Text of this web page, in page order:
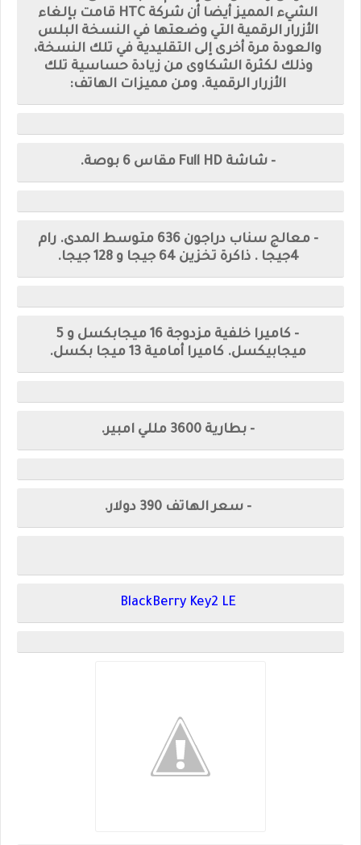
الشيء المميز أيضا أن شركة HTC قامت بإلغاء
الأزرار الرقمية التي وضعتها في النسخة البلس
والعودة مرة أخرى إلى التقليدية في تلك النسخة،
وذلك لكثرة الشكاوى من زيادة حساسية تلك
الأزرار الرقمية. ومن مميزات الهاتف:
- شاشة Full HD مقاس 6 بوصة.
- معالج سناب دراجون 636 متوسط المدى. رام
4جيجا . ذاكرة تخزين 64 جيجا و 128 جيجا.
- كاميرا خلفية مزدوجة 16 ميجابكسل و 5
ميجابيكسل. كاميرا أمامية 13 ميجا بكسل.
- بطارية 3600 مللي امبير.
- سعر الهاتف 390 دولار.
BlackBerry Key2 LE